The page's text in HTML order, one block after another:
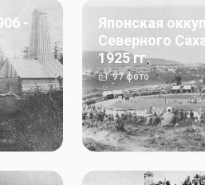
-
Японская
Северного
1925 гг
97фото